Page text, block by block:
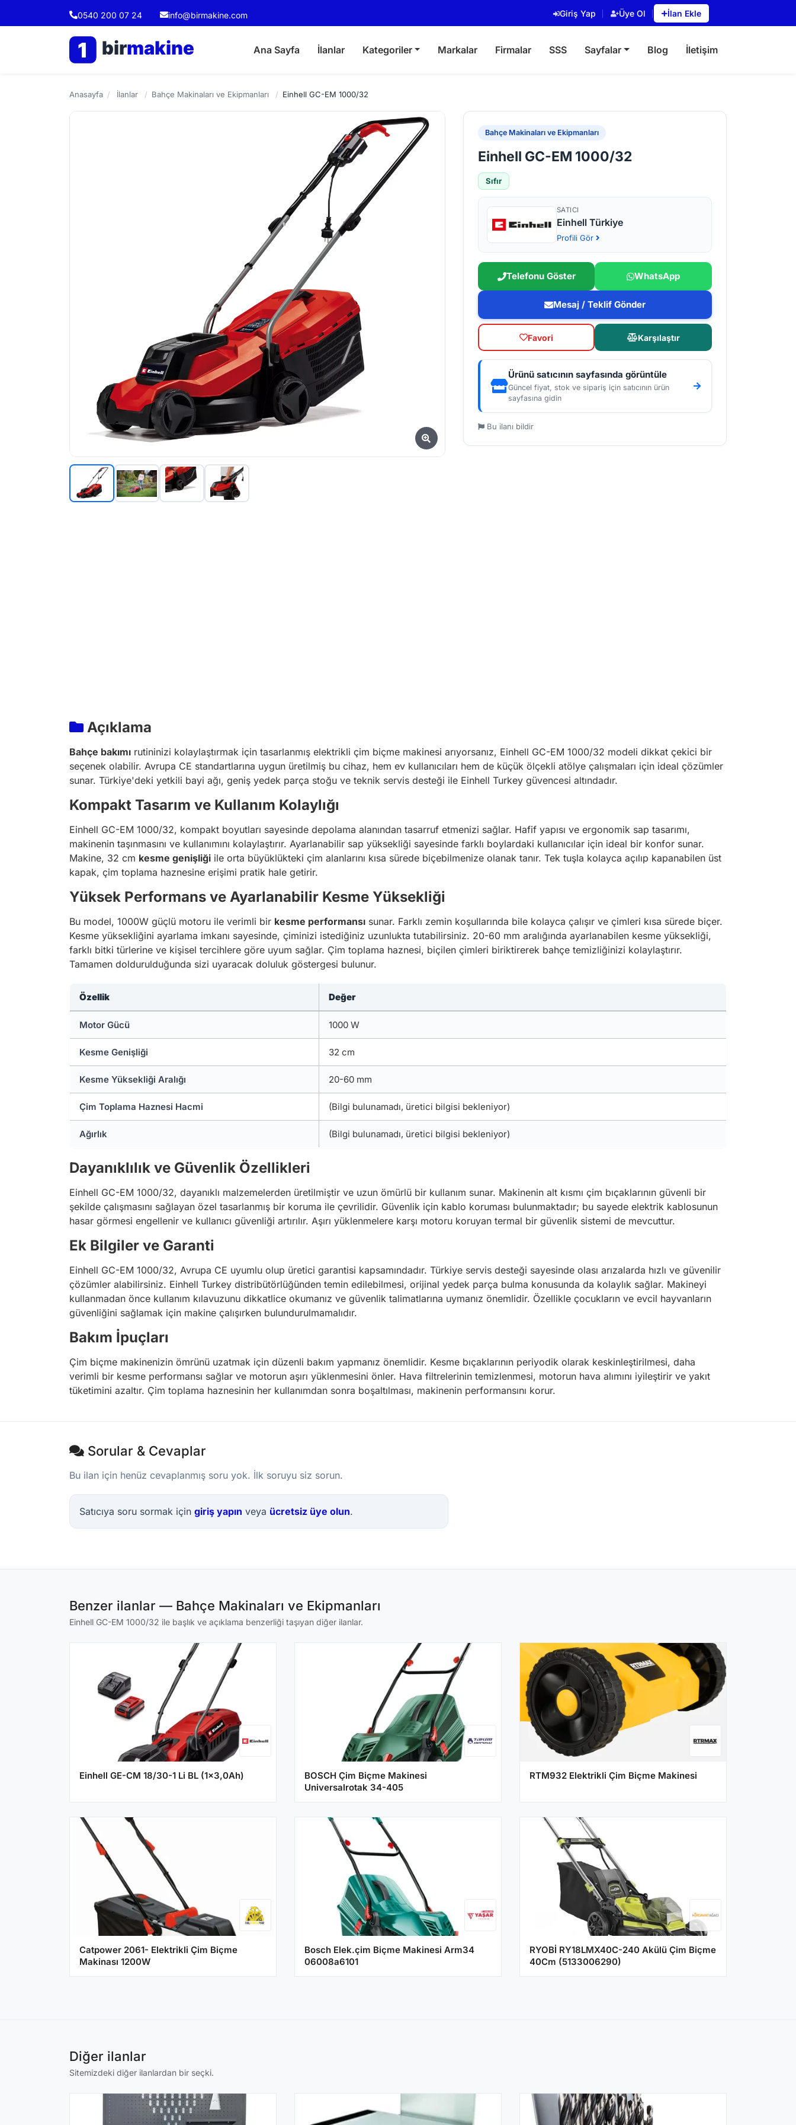
0540 200 07 24 info@birmakine.com Giriş Yap Üye Ol İlan Ekle
1 birmakine Ana Sayfa İlanlar Kategoriler Markalar Firmalar SSS Sayfalar Blog İletişim
Anasayfa / İlanlar / Bahçe Makinaları ve Ekipmanları / Einhell GC-EM 1000/32
Bahçe Makinaları ve Ekipmanları
Einhell GC-EM 1000/32
Sıfır
SATICI
Einhell Türkiye
Profili Gör
Telefonu Göster WhatsApp
Mesaj / Teklif Gönder
Favori Karşılaştır
Ürünü satıcının sayfasında görüntüle
Güncel fiyat, stok ve sipariş için satıcının ürün
sayfasına gidin
Bu ilanı bildir
Açıklama
Bahçe bakımı rutininizi kolaylaştırmak için tasarlanmış elektrikli çim biçme makinesi arıyorsanız, Einhell GC-EM 1000/32 modeli dikkat çekici bir
seçenek olabilir. Avrupa CE standartlarına uygun üretilmiş bu cihaz, hem ev kullanıcıları hem de küçük ölçekli atölye çalışmaları için ideal çözümler
sunar. Türkiye'deki yetkili bayi ağı, geniş yedek parça stoğu ve teknik servis desteği ile Einhell Turkey güvencesi altındadır.
Kompakt Tasarım ve Kullanım Kolaylığı
Einhell GC-EM 1000/32, kompakt boyutları sayesinde depolama alanından tasarruf etmenizi sağlar. Hafif yapısı ve ergonomik sap tasarımı,
makinenin taşınmasını ve kullanımını kolaylaştırır. Ayarlanabilir sap yüksekliği sayesinde farklı boylardaki kullanıcılar için ideal bir konfor sunar.
Makine, 32 cm kesme genişliği ile orta büyüklükteki çim alanlarını kısa sürede biçebilmenize olanak tanır. Tek tuşla kolayca açılıp kapanabilen üst
kapak, çim toplama haznesine erişimi pratik hale getirir.
Yüksek Performans ve Ayarlanabilir Kesme Yüksekliği
Bu model, 1000W güçlü motoru ile verimli bir kesme performansı sunar. Farklı zemin koşullarında bile kolayca çalışır ve çimleri kısa sürede biçer.
Kesme yüksekliğini ayarlama imkanı sayesinde, çiminizi istediğiniz uzunlukta tutabilirsiniz. 20-60 mm aralığında ayarlanabilen kesme yüksekliği,
farklı bitki türlerine ve kişisel tercihlere göre uyum sağlar. Çim toplama haznesi, biçilen çimleri biriktirerek bahçe temizliğinizi kolaylaştırır.
Tamamen doldurulduğunda sizi uyaracak doluluk göstergesi bulunur.
Özellik Değer
Motor Gücü 1000 W
Kesme Genişliği 32 cm
Kesme Yüksekliği Aralığı 20-60 mm
Çim Toplama Haznesi Hacmi (Bilgi bulunamadı, üretici bilgisi bekleniyor)
Ağırlık (Bilgi bulunamadı, üretici bilgisi bekleniyor)
Dayanıklılık ve Güvenlik Özellikleri
Einhell GC-EM 1000/32, dayanıklı malzemelerden üretilmiştir ve uzun ömürlü bir kullanım sunar. Makinenin alt kısmı çim bıçaklarının güvenli bir
şekilde çalışmasını sağlayan özel tasarlanmış bir koruma ile çevrilidir. Güvenlik için kablo koruması bulunmaktadır; bu sayede elektrik kablosunun
hasar görmesi engellenir ve kullanıcı güvenliği artırılır. Aşırı yüklenmelere karşı motoru koruyan termal bir güvenlik sistemi de mevcuttur.
Ek Bilgiler ve Garanti
Einhell GC-EM 1000/32, Avrupa CE uyumlu olup üretici garantisi kapsamındadır. Türkiye servis desteği sayesinde olası arızalarda hızlı ve güvenilir
çözümler alabilirsiniz. Einhell Turkey distribütörlüğünden temin edilebilmesi, orijinal yedek parça bulma konusunda da kolaylık sağlar. Makineyi
kullanmadan önce kullanım kılavuzunu dikkatlice okumanız ve güvenlik talimatlarına uymanız önemlidir. Özellikle çocukların ve evcil hayvanların
güvenliğini sağlamak için makine çalışırken bulundurulmamalıdır.
Bakım İpuçları
Çim biçme makinenizin ömrünü uzatmak için düzenli bakım yapmanız önemlidir. Kesme bıçaklarının periyodik olarak keskinleştirilmesi, daha
verimli bir kesme performansı sağlar ve motorun aşırı yüklenmesini önler. Hava filtrelerinin temizlenmesi, motorun hava alımını iyileştirir ve yakıt
tüketimini azaltır. Çim toplama haznesinin her kullanımdan sonra boşaltılması, makinenin performansını korur.
Sorular & Cevaplar
Bu ilan için henüz cevaplanmış soru yok. İlk soruyu siz sorun.
Satıcıya soru sormak için giriş yapın veya ücretsiz üye olun.
Benzer ilanlar — Bahçe Makinaları ve Ekipmanları
Einhell GC-EM 1000/32 ile başlık ve açıklama benzerliği taşıyan diğer ilanlar.
Einhell GE-CM 18/30-1 Li BL (1x3,0Ah)
BOSCH Çim Biçme Makinesi
Universalrotak 34-405
RTM932 Elektrikli Çim Biçme Makinesi
Catpower 2061- Elektrikli Çim Biçme
Makinası 1200W
Bosch Elek.çim Biçme Makinesi Arm34
06008a6101
RYOBİ RY18LMX40C-240 Akülü Çim Biçme
40Cm (5133006290)
Diğer ilanlar
Sitemizdeki diğer ilanlardan bir seçki.